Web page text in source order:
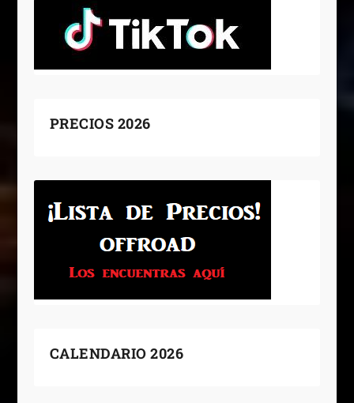
PRECIOS 2026
CALENDARIO 2026